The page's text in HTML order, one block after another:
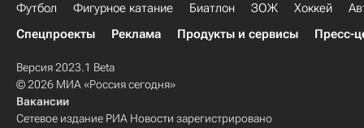
Футбол Фигурное катание Биатлон ЗОЖ Хоккей
Спецпроекты
Реклама Продукты и сервисы Пресс-
Версия 2023.1 Beta
© 2026 МИА «Россия сегодня»
Вакансии
Сетевое издание РИА Новости зарегистрировано